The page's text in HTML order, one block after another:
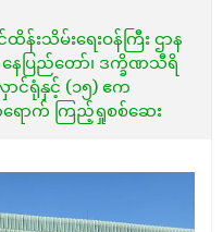
သိမ်းရေးဝန်ကြီး ဌာန
ေပြည်တော်၊ ဒက္ခိဏသီရိ
င်ရုံနှင့် (၁၅) ဧက
ရောက် ကြည့်ရှုစစ်ဆေး